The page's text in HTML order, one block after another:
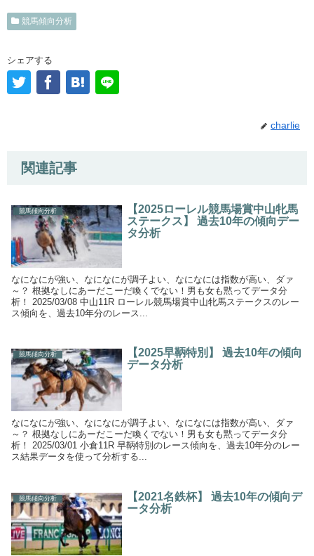
競馬傾向分析
シェアする
charlie
関連記事
競馬傾向分析
【2025ローレル競馬場賞中山牝馬
ステークス】 過去10年の傾向デー
タ分析
なになにが強い、なになにが調子よい、なになには指数が高い、ダァ
～？ 根拠なしにあーだこーだ喚くでない！男も女も黙ってデータ分
析！ 2025/03/08 中山11R ローレル競馬場賞中山牝馬ステークスのレー
ス傾向を、過去10年分のレース...
競馬傾向分析
【2025早鞆特別】 過去10年の傾向
データ分析
なになにが強い、なになにが調子よい、なになには指数が高い、ダァ
～？ 根拠なしにあーだこーだ喚くでない！男も女も黙ってデータ分
析！ 2025/03/01 小倉11R 早鞆特別のレース傾向を、過去10年分のレー
ス結果データを使って分析する...
競馬傾向分析
【2021名鉄杯】 過去10年の傾向デ
ータ分析